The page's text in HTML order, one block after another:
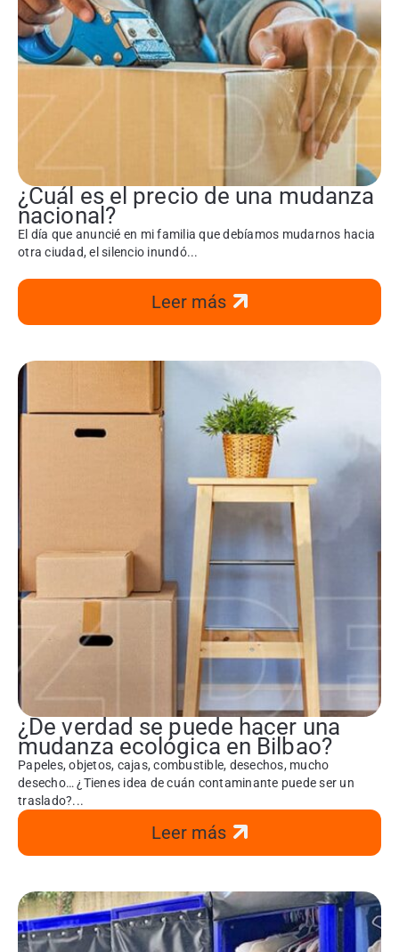
¿Cuál es el precio de una mudanza
nacional?
El día que anuncié en mi familia que debíamos mudarnos hacia
otra ciudad, el silencio inundó...
Leer más
¿De verdad se puede hacer una
mudanza ecológica en Bilbao?
Papeles, objetos, cajas, combustible, desechos, mucho
desecho… ¿Tienes idea de cuán contaminante puede ser un
traslado?...
Leer más